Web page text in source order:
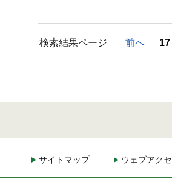
検索結果ページ 前へ 17
サイトマップ ウェブアク